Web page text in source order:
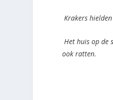
Krakers
Het huis op de
ook ratten.